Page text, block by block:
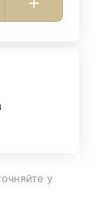
у